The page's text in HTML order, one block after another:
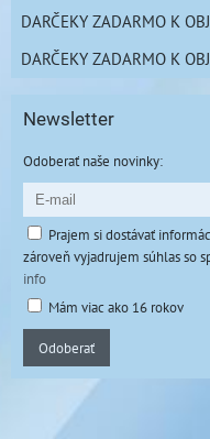
DARČEKY ZADARMO K
DARČEKY ZADARMO K
Newsletter
Odoberať naše novinky:
Prajem si dostávať
zároveň vyjadrujem súhlas so
info
Mám viac ako 16 rokov
Odoberať